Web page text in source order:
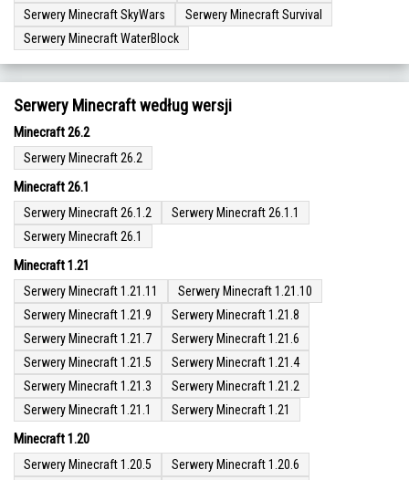
Serwery Minecraft SkyWars
Serwery Minecraft Survival
Serwery Minecraft WaterBlock
Serwery Minecraft według wersji
Minecraft 26.2
Serwery Minecraft 26.2
Minecraft 26.1
Serwery Minecraft 26.1.2
Serwery Minecraft 26.1.1
Serwery Minecraft 26.1
Minecraft 1.21
Serwery Minecraft 1.21.11
Serwery Minecraft 1.21.10
Serwery Minecraft 1.21.9
Serwery Minecraft 1.21.8
Serwery Minecraft 1.21.7
Serwery Minecraft 1.21.6
Serwery Minecraft 1.21.5
Serwery Minecraft 1.21.4
Serwery Minecraft 1.21.3
Serwery Minecraft 1.21.2
Serwery Minecraft 1.21.1
Serwery Minecraft 1.21
Minecraft 1.20
Serwery Minecraft 1.20.5
Serwery Minecraft 1.20.6